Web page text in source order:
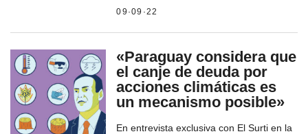
09·09·22
«Paraguay considera que
el canje de deuda por
acciones climáticas es
un mecanismo posible»
En entrevista exclusiva con El Surti en la